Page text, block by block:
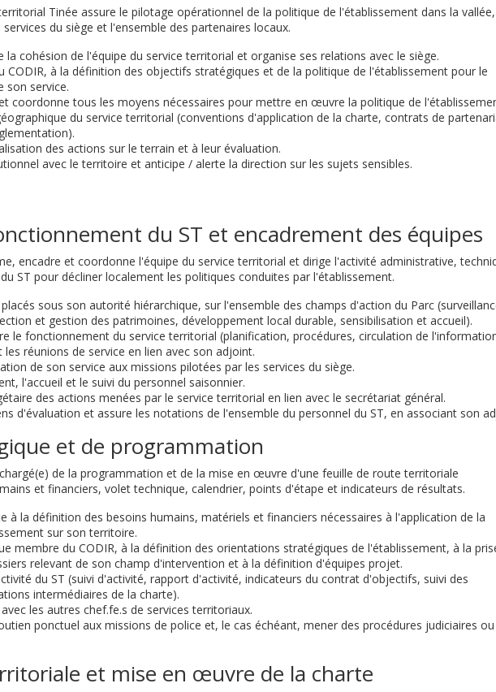
Tinée assure le pilotage opérationnel de la politique de l'établissement dans la
du siège et l'ensemble des partenaires locaux.
la cohésion de l'équipe du service territorial et organise ses relations avec le siège.
CODIR, à la définition des objectifs stratégiques et de la politique de l'établissement pour le
son service.
coordonne tous les moyens nécessaires pour mettre en œuvre la politique de
du service territorial (conventions d'application de la charte, contrats de
des actions sur le terrain et à leur évaluation.
avec le territoire et anticipe / alerte la direction sur les sujets sensibles.
du ST et encadrement des équipes
encadre et coordonne l'équipe du service territorial et dirige l'activité administrative,
ST pour décliner localement les politiques conduites par l'établissement.
sous son autorité hiérarchique, sur l'ensemble des champs d'action du Parc
et gestion des patrimoines, développement local durable, sensibilisation et accueil).
le fonctionnement du service territorial (planification, procédures, circulation de
réunions de service en lien avec son adjoint.
de son service aux missions pilotées par les services du siège.
l'accueil et le suivi du personnel saisonnier.
des actions menées par le service territorial en lien avec le secrétariat général.
d'évaluation et assure les notations de l'ensemble du personnel du ST, en associant son
et de programmation
de la programmation et de la mise en œuvre d'une feuille de route territoriale
et financiers, volet technique, calendrier, points d'étape et indicateurs de résultats.
à la définition des besoins humains, matériels et financiers nécessaires à l'application de la
sur son territoire.
membre du CODIR, à la définition des orientations stratégiques de l'établissement, à la
relevant de son champ d'intervention et à la définition d'équipes projet.
du ST (suivi d'activité, rapport d'activité, indicateurs du contrat d'objectifs, suivi des
intermédiaires de la charte).
les autres chef.fe.s de services territoriaux.
ponctuel aux missions de police et, le cas échéant, mener des procédures judiciaires ou
et mise en œuvre de la charte